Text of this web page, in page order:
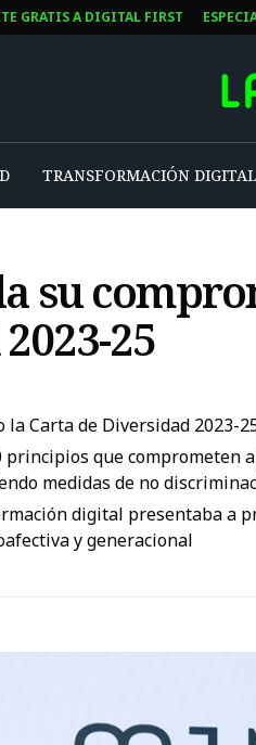
GRATIS A DIGITAL FIRST
TRANSFORMACIÓN DIGITAL
su
25
la Carta de Diversidad 2023-
principios que comprometen
medidas de no
digital presentaba a
y generacional